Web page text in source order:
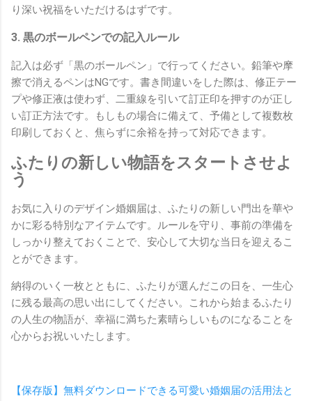
り深い祝福をいただけるはずです。
3. 黒のボールペンでの記入ルール
記入は必ず「黒のボールペン」で行ってください。鉛筆や摩
擦で消えるペンはNGです。書き間違いをした際は、修正テー
プや修正液は使わず、二重線を引いて訂正印を押すのが正し
い訂正方法です。もしもの場合に備えて、予備として複数枚
印刷しておくと、焦らずに余裕を持って対応できます。
ふたりの新しい物語をスタートさせよ
う
お気に入りのデザイン婚姻届は、ふたりの新しい門出を華や
かに彩る特別なアイテムです。ルールを守り、事前の準備を
しっかり整えておくことで、安心して大切な当日を迎えるこ
とができます。
納得のいく一枚とともに、ふたりが選んだこの日を、一生心
に残る最高の思い出にしてください。これから始まるふたり
の人生の物語が、幸福に満ちた素晴らしいものになることを
心からお祝いいたします。
【保存版】無料ダウンロードできる可愛い婚姻届の活用法と